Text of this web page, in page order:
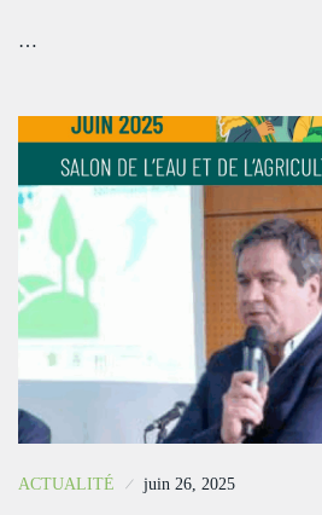
…
ACTUALITÉ juin 26, 2025